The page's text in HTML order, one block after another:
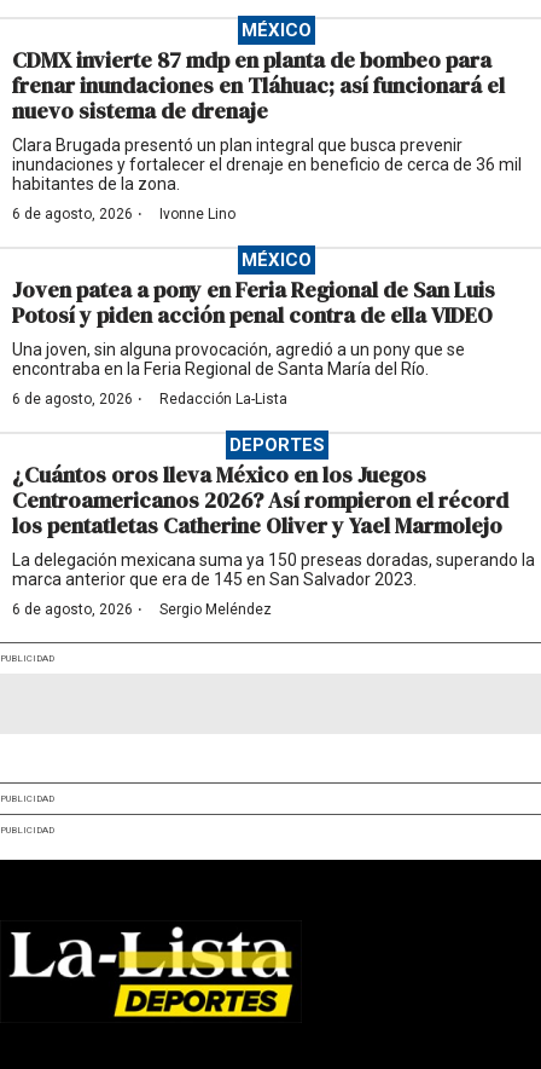
MÉXICO
CDMX invierte 87 mdp en planta de bombeo para
frenar inundaciones en Tláhuac; así funcionará el
nuevo sistema de drenaje
Clara Brugada presentó un plan integral que busca prevenir
inundaciones y fortalecer el drenaje en beneficio de cerca de 36 mil
habitantes de la zona.
6 de agosto, 2026 · Ivonne Lino
MÉXICO
Joven patea a pony en Feria Regional de San Luis
Potosí y piden acción penal contra de ella VIDEO
Una joven, sin alguna provocación, agredió a un pony que se
encontraba en la Feria Regional de Santa María del Río.
6 de agosto, 2026 · Redacción La-Lista
DEPORTES
¿Cuántos oros lleva México en los Juegos
Centroamericanos 2026? Así rompieron el récord
los pentatletas Catherine Oliver y Yael Marmolejo
La delegación mexicana suma ya 150 preseas doradas, superando la
marca anterior que era de 145 en San Salvador 2023.
6 de agosto, 2026 · Sergio Meléndez
PUBLICIDAD
PUBLICIDAD
PUBLICIDAD